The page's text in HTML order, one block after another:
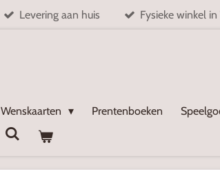
Levering aan huis Fysieke winkel
Wenskaarten Prentenboeken